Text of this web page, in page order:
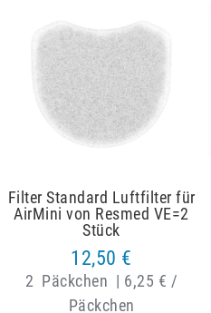
Filter Standard Luftfilter für
AirMini von Resmed VE=2
Stück
12,50 €
2 Päckchen | 6,25 € /
Päckchen